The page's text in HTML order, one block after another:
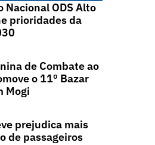
Nacional ODS Alto
prioridades da
de Combate ao
o 11º Bazar
Mogi
prejudica mais
de passageiros